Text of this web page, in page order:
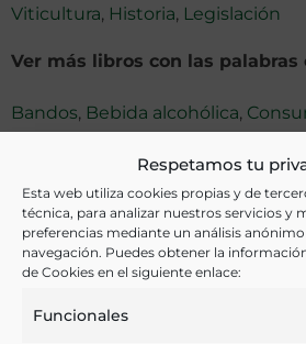
Respetamos tu
Esta web utiliza cookies propias y de
técnica, para analizar nuestros servicios y
preferencias mediante un análisis
navegación. Puedes obtener la
de Cookies en el siguiente enlace:
Funcionales
Viticultura, Historia, Legislación
Ver más libros con las palabras
Bandos, Bebida alcohólica,